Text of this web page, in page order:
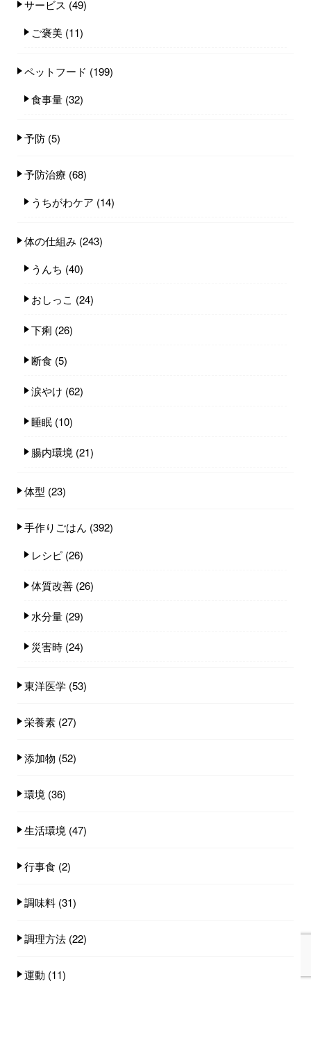
サービス (49)
ご褒美 (11)
ペットフード (199)
食事量 (32)
予防 (5)
予防治療 (68)
うちがわケア (14)
体の仕組み (243)
うんち (40)
おしっこ (24)
下痢 (26)
断食 (5)
涙やけ (62)
睡眠 (10)
腸内環境 (21)
体型 (23)
手作りごはん (392)
レシピ (26)
体質改善 (26)
水分量 (29)
災害時 (24)
東洋医学 (53)
栄養素 (27)
添加物 (52)
環境 (36)
生活環境 (47)
行事食 (2)
調味料 (31)
調理方法 (22)
運動 (11)